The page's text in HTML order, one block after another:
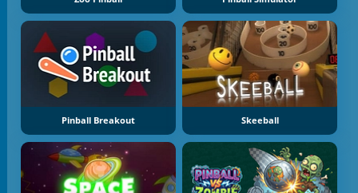
Pinball Breakout Skeeball